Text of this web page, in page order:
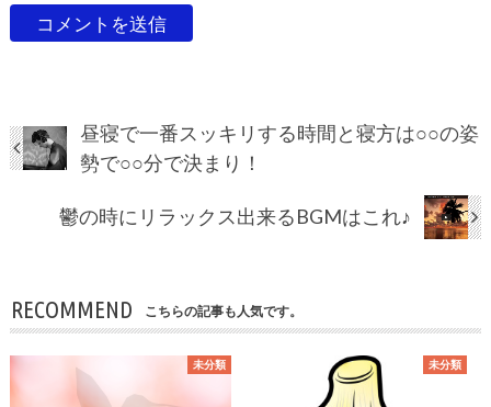
昼寝で一番スッキリする時間と寝方は○○の姿
勢で○○分で決まり！
鬱の時にリラックス出来るBGMはこれ♪
RECOMMEND こちらの記事も人気です。
未分類 未分類